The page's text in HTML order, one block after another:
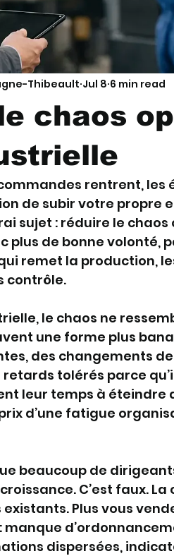
chaos
Thibeault Jul 8 6 min read
rentrent,
de subir votre propre
sujet : réduire le chaos
plus de bonne volonté,
remet la production,
contrôle.
le chaos ne
une forme plus
des changements
tolérés parce
leur temps à éteindre
d’une fatigue
beaucoup de
C’est faux.
Plus vous
dispersées,